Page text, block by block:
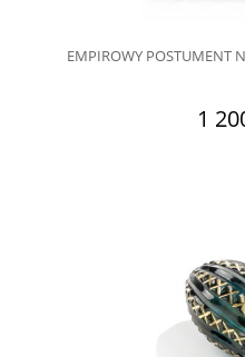
EMPIROWY POSTUMENT
1